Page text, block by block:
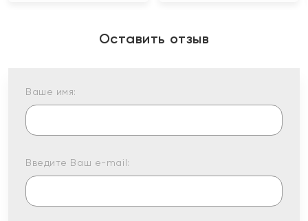
Оставить отзыв
Ваше имя:
Введите Ваш e-mail: